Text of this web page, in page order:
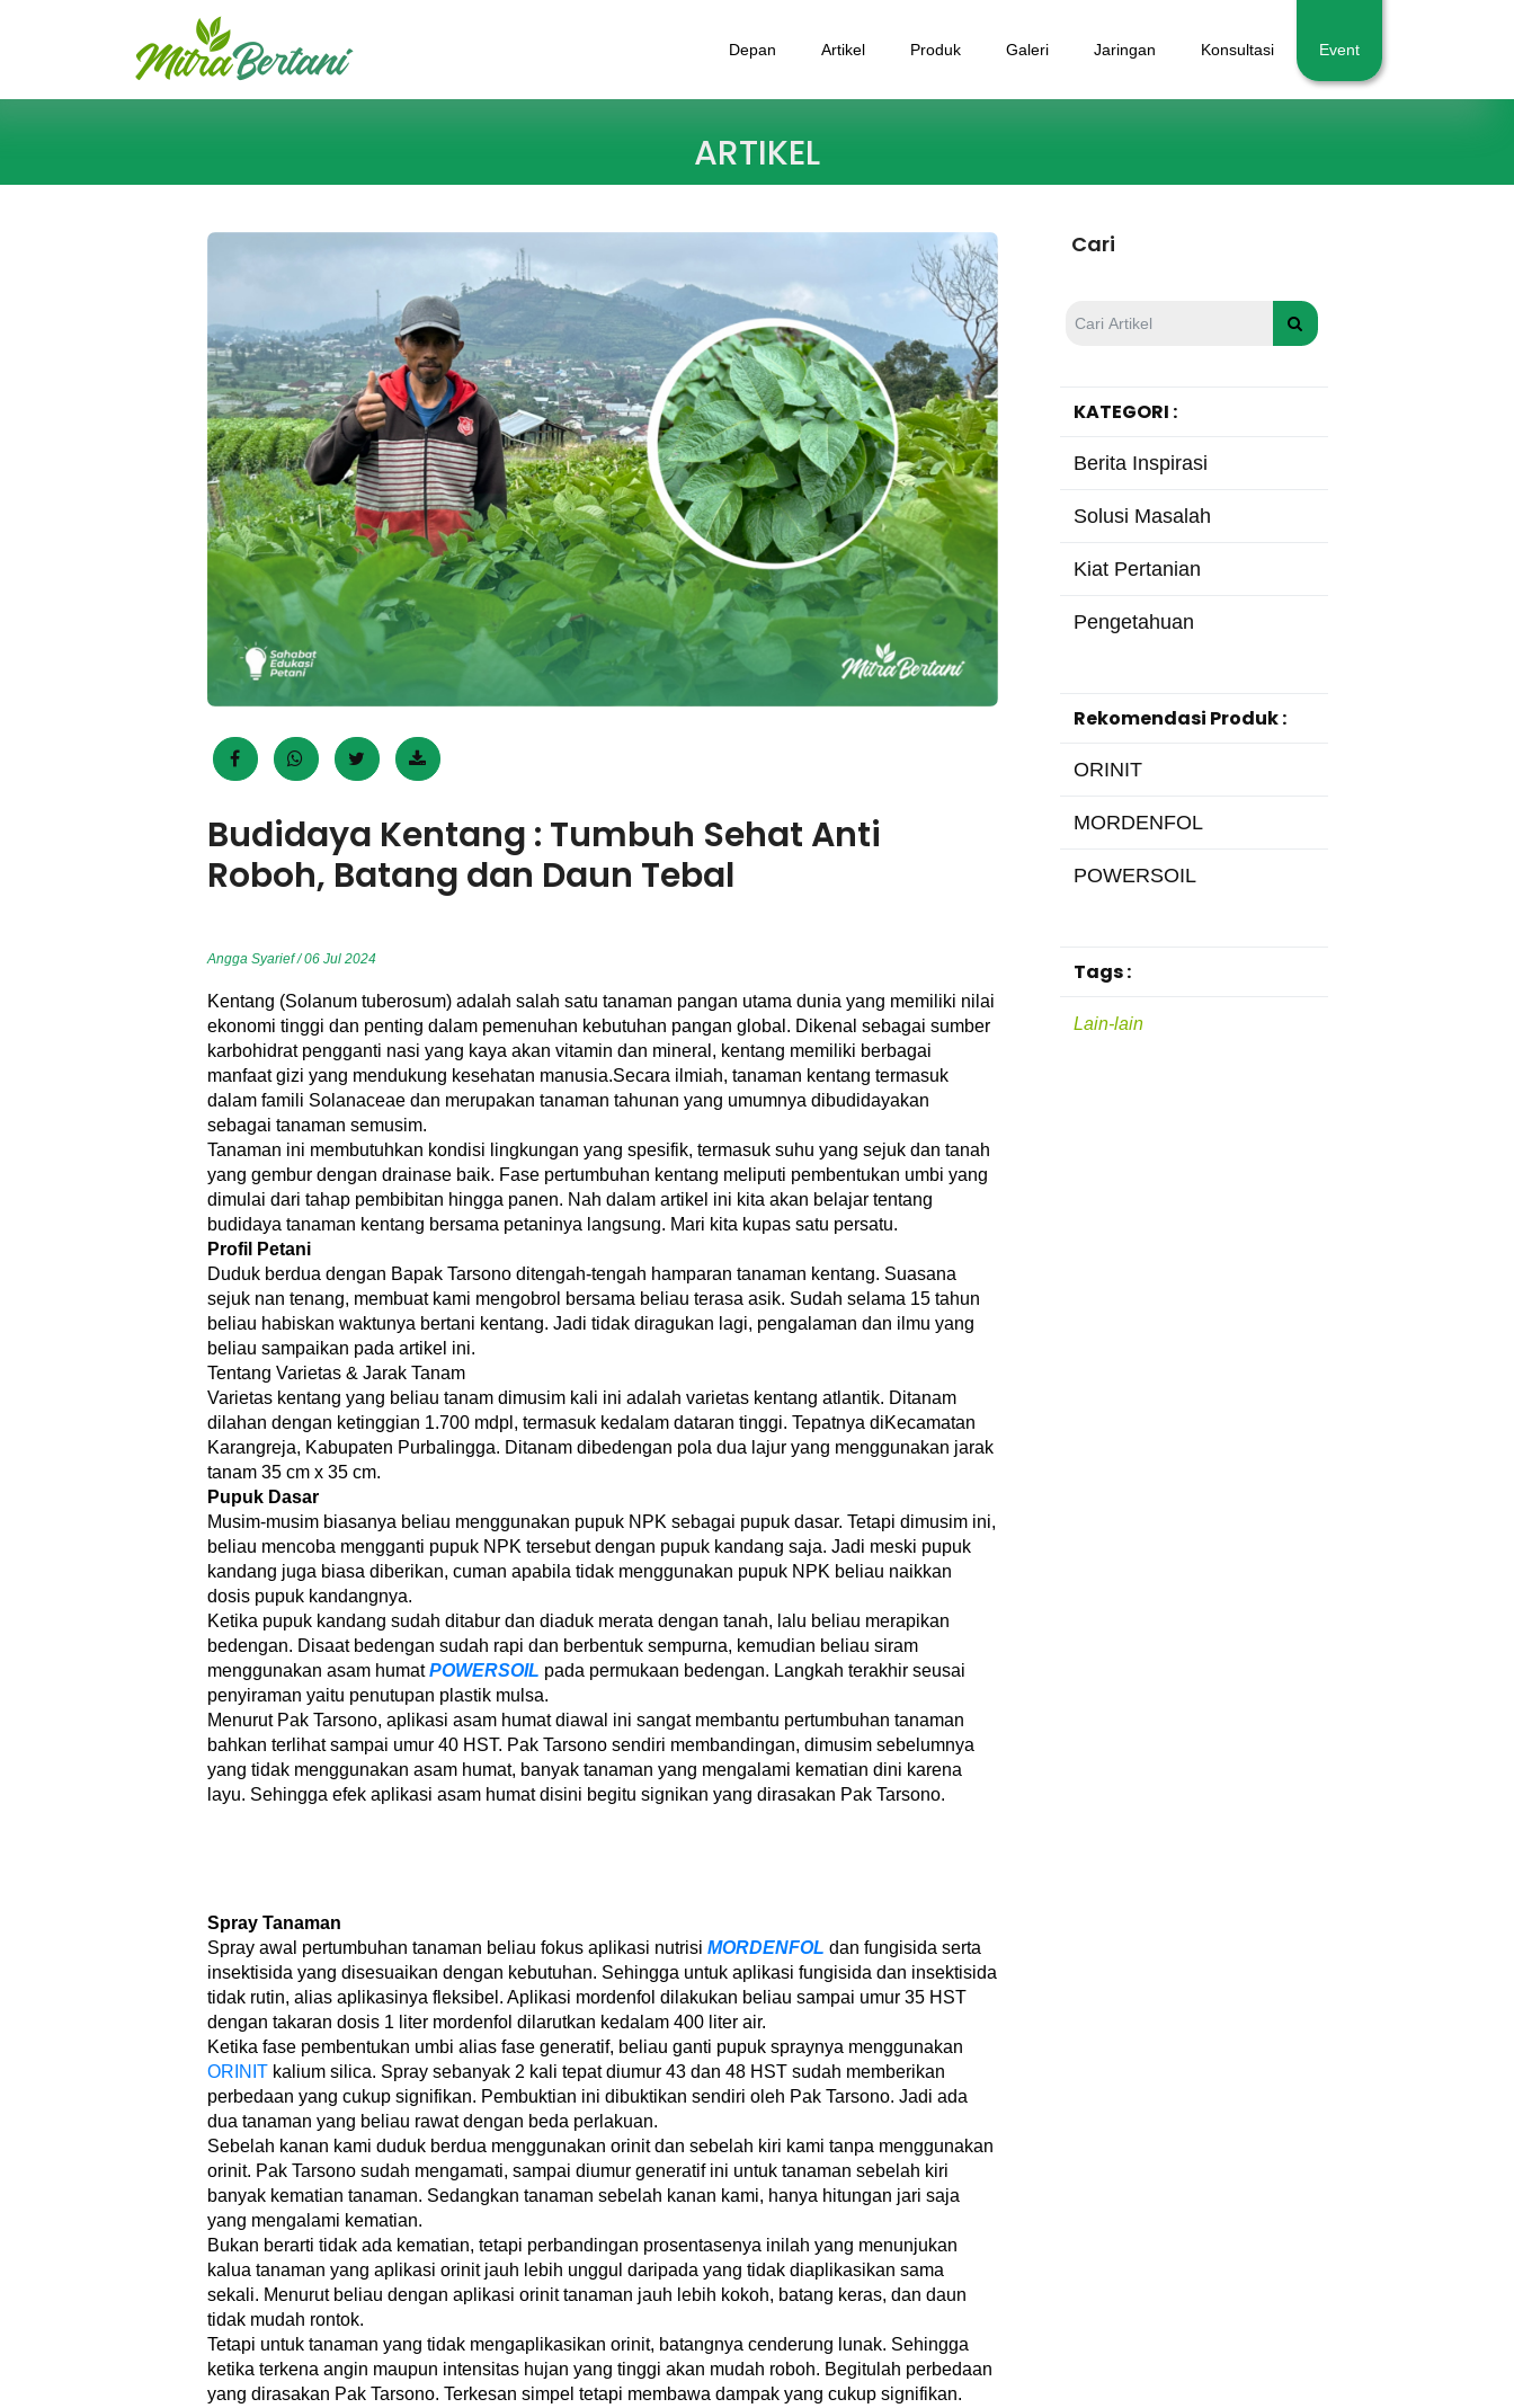
Depan Artikel Produk Galeri Jaringan Konsultasi Event
ARTIKEL
Budidaya Kentang : Tumbuh Sehat Anti
Roboh, Batang dan Daun Tebal
Angga Syarief / 06 Jul 2024
Kentang (Solanum tuberosum) adalah salah satu tanaman pangan utama dunia yang memiliki nilai
ekonomi tinggi dan penting dalam pemenuhan kebutuhan pangan global. Dikenal sebagai sumber
karbohidrat pengganti nasi yang kaya akan vitamin dan mineral, kentang memiliki berbagai
manfaat gizi yang mendukung kesehatan manusia.Secara ilmiah, tanaman kentang termasuk
dalam famili Solanaceae dan merupakan tanaman tahunan yang umumnya dibudidayakan
sebagai tanaman semusim.
Tanaman ini membutuhkan kondisi lingkungan yang spesifik, termasuk suhu yang sejuk dan tanah
yang gembur dengan drainase baik. Fase pertumbuhan kentang meliputi pembentukan umbi yang
dimulai dari tahap pembibitan hingga panen. Nah dalam artikel ini kita akan belajar tentang
budidaya tanaman kentang bersama petaninya langsung. Mari kita kupas satu persatu.
Profil Petani
Duduk berdua dengan Bapak Tarsono ditengah-tengah hamparan tanaman kentang. Suasana
sejuk nan tenang, membuat kami mengobrol bersama beliau terasa asik. Sudah selama 15 tahun
beliau habiskan waktunya bertani kentang. Jadi tidak diragukan lagi, pengalaman dan ilmu yang
beliau sampaikan pada artikel ini.
Tentang Varietas & Jarak Tanam
Varietas kentang yang beliau tanam dimusim kali ini adalah varietas kentang atlantik. Ditanam
dilahan dengan ketinggian 1.700 mdpl, termasuk kedalam dataran tinggi. Tepatnya diKecamatan
Karangreja, Kabupaten Purbalingga. Ditanam dibedengan pola dua lajur yang menggunakan jarak
tanam 35 cm x 35 cm.
Pupuk Dasar
Musim-musim biasanya beliau menggunakan pupuk NPK sebagai pupuk dasar. Tetapi dimusim ini,
beliau mencoba mengganti pupuk NPK tersebut dengan pupuk kandang saja. Jadi meski pupuk
kandang juga biasa diberikan, cuman apabila tidak menggunakan pupuk NPK beliau naikkan
dosis pupuk kandangnya.
Ketika pupuk kandang sudah ditabur dan diaduk merata dengan tanah, lalu beliau merapikan
bedengan. Disaat bedengan sudah rapi dan berbentuk sempurna, kemudian beliau siram
menggunakan asam humatPOWERSOIL pada permukaan bedengan. Langkah terakhir seusai
penyiraman yaitu penutupan plastik mulsa.
Menurut Pak Tarsono, aplikasi asam humat diawal ini sangat membantu pertumbuhan tanaman
bahkan terlihat sampai umur 40 HST. Pak Tarsono sendiri membandingan, dimusim sebelumnya
yang tidak menggunakan asam humat, banyak tanaman yang mengalami kematian dini karena
layu. Sehingga efek aplikasi asam humat disini begitu signikan yang dirasakan Pak Tarsono.
Spray Tanaman
Spray awal pertumbuhan tanaman beliau fokus aplikasi nutrisiMORDENFOL dan fungisida serta
insektisida yang disesuaikan dengan kebutuhan. Sehingga untuk aplikasi fungisida dan insektisida
tidak rutin, alias aplikasinya fleksibel. Aplikasi mordenfol dilakukan beliau sampai umur 35 HST
dengan takaran dosis 1 liter mordenfol dilarutkan kedalam 400 liter air.
Ketika fase pembentukan umbi alias fase generatif, beliau ganti pupuk spraynya menggunakan
ORINIT kalium silica. Spray sebanyak 2 kali tepat diumur 43 dan 48 HST sudah memberikan
perbedaan yang cukup signifikan. Pembuktian ini dibuktikan sendiri oleh Pak Tarsono. Jadi ada
dua tanaman yang beliau rawat dengan beda perlakuan.
Sebelah kanan kami duduk berdua menggunakan orinit dan sebelah kiri kami tanpa menggunakan
orinit. Pak Tarsono sudah mengamati, sampai diumur generatif ini untuk tanaman sebelah kiri
banyak kematian tanaman. Sedangkan tanaman sebelah kanan kami, hanya hitungan jari saja
yang mengalami kematian.
Bukan berarti tidak ada kematian, tetapi perbandingan prosentasenya inilah yang menunjukan
kalua tanaman yang aplikasi orinit jauh lebih unggul daripada yang tidak diaplikasikan sama
sekali. Menurut beliau dengan aplikasi orinit tanaman jauh lebih kokoh, batang keras, dan daun
tidak mudah rontok.
Tetapi untuk tanaman yang tidak mengaplikasikan orinit, batangnya cenderung lunak. Sehingga
ketika terkena angin maupun intensitas hujan yang tinggi akan mudah roboh. Begitulah perbedaan
yang dirasakan Pak Tarsono. Terkesan simpel tetapi membawa dampak yang cukup signifikan.
Cari
KATEGORI :
Berita Inspirasi
Solusi Masalah
Kiat Pertanian
Pengetahuan
Rekomendasi Produk :
ORINIT
MORDENFOL
POWERSOIL
Tags :
Lain-lain